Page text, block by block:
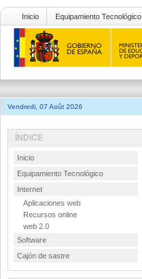
Inicio Equipamiento Tecnológico
Vendredi, 07 Août 2026
ÍNDICE
Inicio
Equipamiento Tecnológico
Internet
Aplicaciones web
Recursos online
web 2.0
Software
Cajón de sastre